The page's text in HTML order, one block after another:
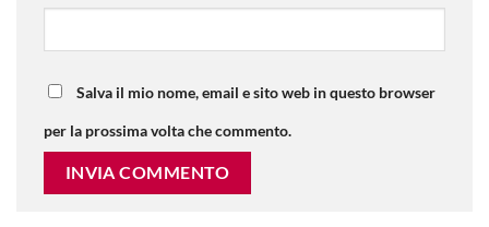
Salva il mio nome, email e sito web in questo browser
per la prossima volta che commento.